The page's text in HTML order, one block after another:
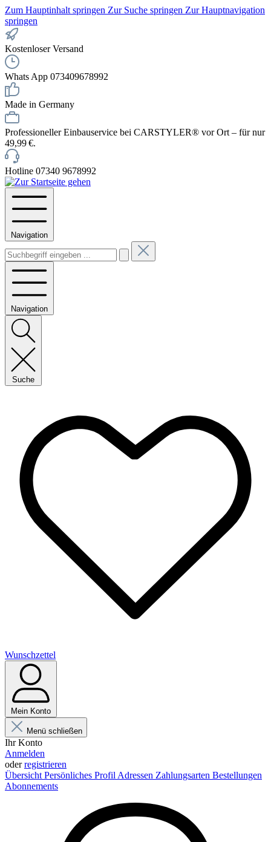
Zum Hauptinhalt springen Zur Suche springen Zur Hauptnavigation
springen
Kostenloser Versand
Whats App 073409678992
Made in Germany
Professioneller Einbauservice bei CARSTYLER® vor Ort – für nur
49,99 €.
Hotline 07340 9678992
Navigation
Navigation
Suche
Wunschzettel
Mein Konto
Menü schließen
Ihr Konto
Anmelden
oderregistrieren
Übersicht Persönliches Profil Adressen Zahlungsarten Bestellungen
Abonnements